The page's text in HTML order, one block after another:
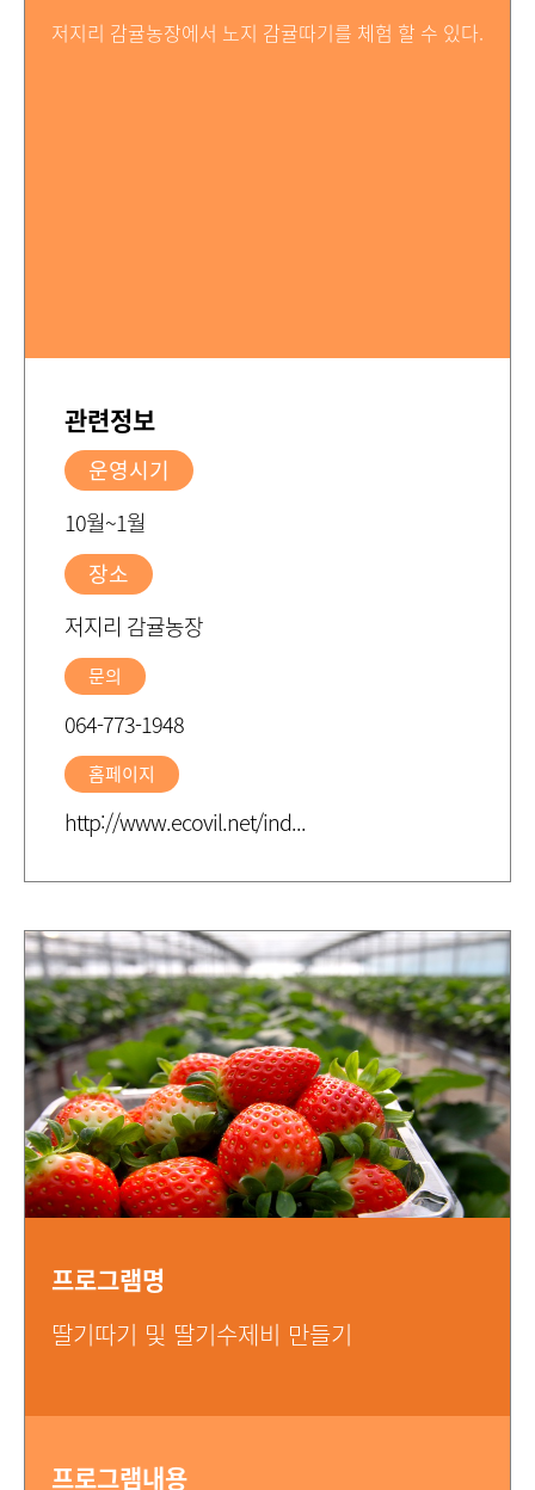
저지리 감귤농장에서 노지 감귤따기를 체험 할 수 있다.
관련정보
운영시기
10월~1월
장소
저지리 감귤농장
문의
064-773-1948
홈페이지
http://www.ecovil.net/ind...
프로그램명
딸기따기 및 딸기수제비 만들기
프로그램내용